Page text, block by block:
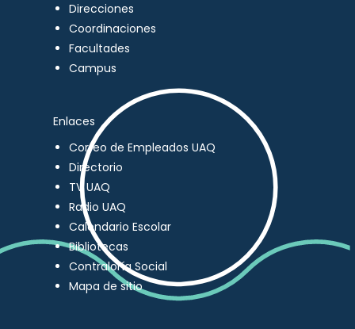
Direcciones
Coordinaciones
Facultades
Campus
Enlaces
Correo de Empleados UAQ
Directorio
TV UAQ
Radio UAQ
Calendario Escolar
Bibliotecas
Contraloría Social
Mapa de sitio